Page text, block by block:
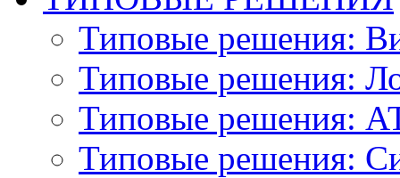
Типовые решения:
Типовые решения:
Типовые решения:
Типовые решения: